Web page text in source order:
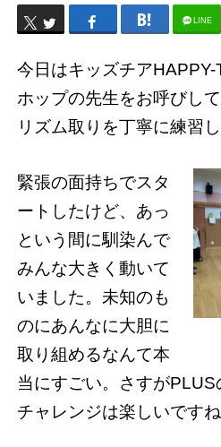
LINE
今日はキッズチア
ホップの先生をお呼びし
リズム取りを丁寧に練習
緊張の面持ちでスタ
ートしたけど、あっ
という間に馴染んで
みんな大きく動いて
いました。未知のも
のにあんなに大胆に
取り組めるなんて本
当にすごい。さすがPLUS
チャレンジは楽しいですね